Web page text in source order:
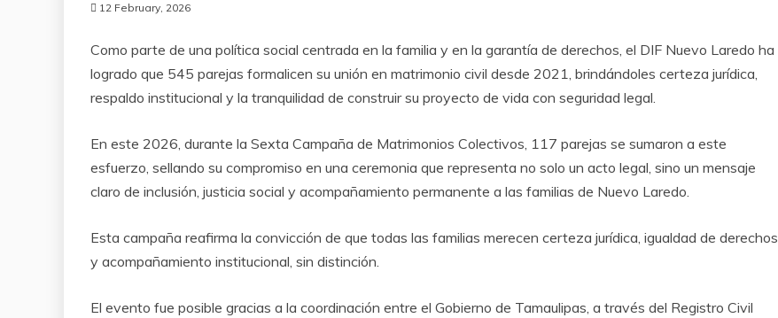
12 February, 2026
Como parte de una política social centrada en la familia y en la garantía de derechos, el DIF Nuevo Laredo ha
logrado que 545 parejas formalicen su unión en matrimonio civil desde 2021, brindándoles certeza jurídica,
respaldo institucional y la tranquilidad de construir su proyecto de vida con seguridad legal.
En este 2026, durante la Sexta Campaña de Matrimonios Colectivos, 117 parejas se sumaron a este
esfuerzo, sellando su compromiso en una ceremonia que representa no solo un acto legal, sino un mensaje
claro de inclusión, justicia social y acompañamiento permanente a las familias de Nuevo Laredo.
Esta campaña reafirma la convicción de que todas las familias merecen certeza jurídica, igualdad de derechos
y acompañamiento institucional, sin distinción.
El evento fue posible gracias a la coordinación entre el Gobierno de Tamaulipas, a través del Registro Civil